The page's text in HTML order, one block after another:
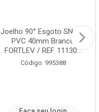
Joelho 90° Esgoto SN em
PVC 40mm Branco
FORTLEV / REF. 11130...
Código: 995388